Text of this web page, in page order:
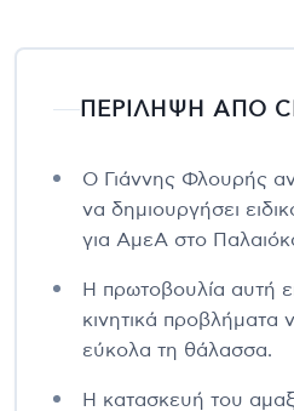
ΠΕΡΙΛΗΨΗ ΑΠΟ
Ο Γιάννης Φλουρής
να δημιουργήσει
για ΑμεΑ στο
Η πρωτοβουλία αυτή
κινητικά
εύκολα τη θάλασσα.
Η κατασκευή του